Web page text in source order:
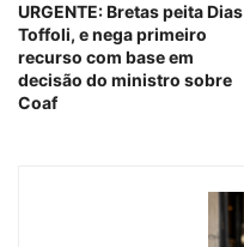
URGENTE: Bretas peita Dias
Toffoli, e nega primeiro
recurso com base em
decisão do ministro sobre
Coaf